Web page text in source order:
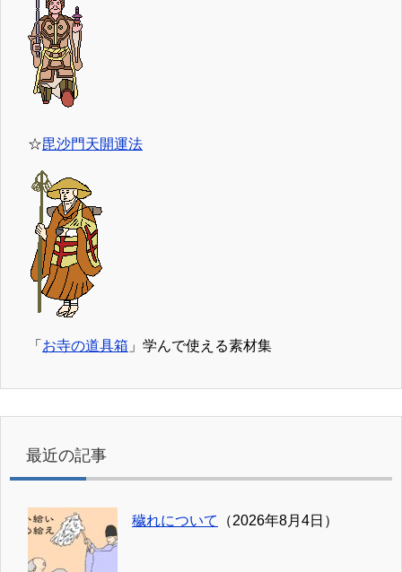
☆毘沙門天開運法
「 お寺の道具箱 」学んで使える素材集
最近の記事
穢れについて （2026年8月4日）